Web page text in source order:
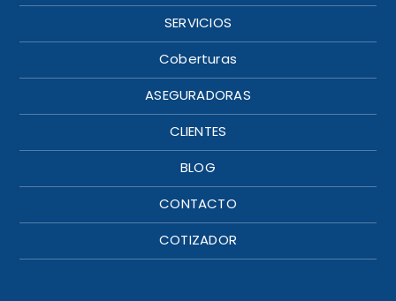
SERVICIOS
Coberturas
ASEGURADORAS
CLIENTES
BLOG
CONTACTO
COTIZADOR